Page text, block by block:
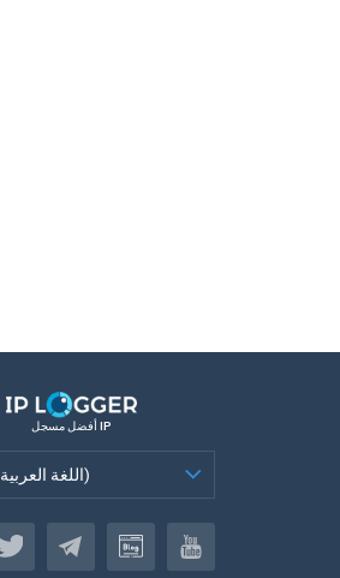
أفضل مسجل IP
(اللغة العربية)
(اللغة العربية)